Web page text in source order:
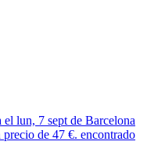
lun, 7 sept de Barcelona
de 47 €. encontrado